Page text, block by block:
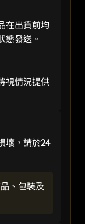
在出貨前均
態發送。
視情況提供
壞，請於24
、包裝及